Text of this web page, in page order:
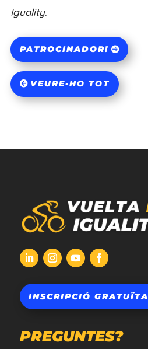
Iguality.
PATROCINADOR!
VEURE-HO TOT
INSCRIPCIÓ GRATUÏTA
PREGUNTES?